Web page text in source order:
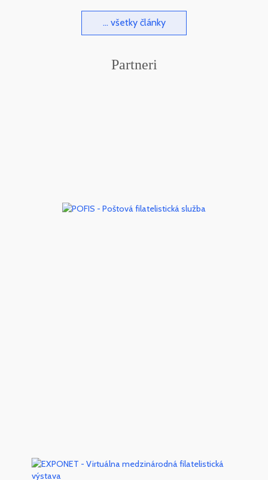
... všetky články
Partneri